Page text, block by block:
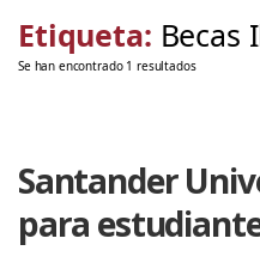
Etiqueta: Becas
Se han encontrado 1 resultados
Santander
para